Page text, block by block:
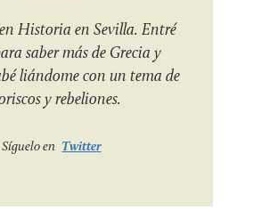
Historia en Sevilla. Entré
saber más de Grecia y
liándome con un tema de
y rebeliones.
Síguelo en Twitter